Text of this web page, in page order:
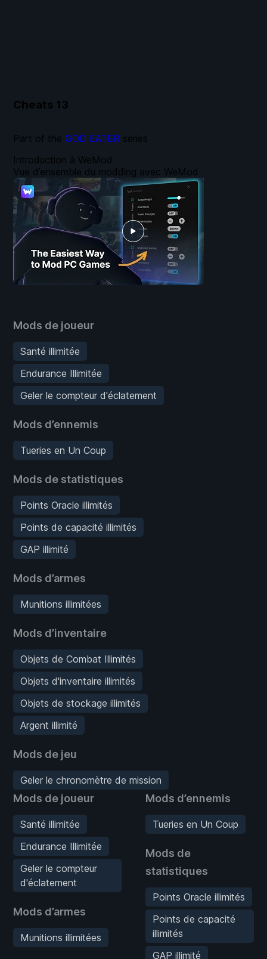
Cheats 13
Mods de joueur
Santé illimitée
Endurance Illimitée
Geler le compteur d'éclatement
Mods d’ennemis
Tueries en Un Coup
Mods de statistiques
Points Oracle illimités
Points de capacité illimités
GAP illimité
Mods d’armes
Munitions illimitées
Mods d’inventaire
Objets de Combat Illimités
Objets d'inventaire illimités
Objets de stockage illimités
Argent illimité
Mods de jeu
Geler le chronomètre de mission
Mods de joueur
Santé illimitée
Endurance Illimitée
Geler le compteur
d'éclatement
Mods d’armes
Munitions illimitées
Mods d’ennemis
Tueries en Un Coup
Mods de
statistiques
Points Oracle illimités
Points de capacité
illimités
GAP illimité
Introduction à WeMod
Vue d’ensemble du modding avec WeMod
Part of the GOD EATER series